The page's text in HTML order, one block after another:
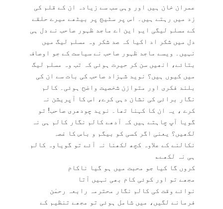
عمران خان ہیں اور وہی سب سے زیادہ ان کے قلم کی
زد میں رہتے ہیں۔ اس پر سٹیج پر بیٹھے میرے حلقے
کے مسلم لیگی ایم این اے ماجد ظہور صاحب نے دل ہی
دل میں شکر اد اکیا کہ صد شکر وہ مسلم لیگ میں
نہیں۔ ویسے ماجد ظہور صاحب نے سیاست کے جو اوصاف
بتائے، انھیں سن کر حیرت ہوئی کہ تب وہ مسلم لیگ
میں کیوں ہیں؟ نوید شہزاد صاحب کی بات سے ان کی
بلند فکری اور متوازن شخصیت واضح ہوئی۔ کالم
نگار برائی کی نشان دہی کرے، اس کا آپریشن نہ
کرے ، یہ ان کا کہنا تھا۔ نوید چودھری صاحب! تو
گویا آپ چاہتے ہیں کہ آدھے کالم نگار کالم ہی نہ
لکھیں؟ یعنی اگر کسی کو بیگم و باس کا غصہ
نکالنے کے علاوہ کچھ لکھنا نہ آئے تو گویاوہ کالم
ہی نہ لکھے؎
کروں گا کیا جو محبت میں ہو گیا ناکام
مجھے تو اور کوئی کام بھی نہیں آتا
نوائے وقت کی کالم نگار محترمہ رابعہ رحمٰن
فرمانے لگیں، میں شامل ہوئی تو مجھے تنظیم کے